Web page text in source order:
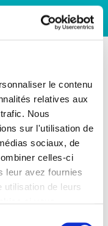
le contenu
relatives aux
Nous
sur l'utilisation de
sociaux, de
celles-ci
leur avez fournies
utilisation de leurs